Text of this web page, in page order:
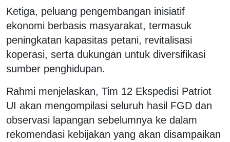
Ketiga, peluang pengembangan inisiatif
ekonomi berbasis masyarakat, termasuk
peningkatan kapasitas petani, revitalisasi
koperasi, serta dukungan untuk diversifikasi
sumber penghidupan.
Rahmi menjelaskan, Tim 12 Ekspedisi Patriot
UI akan mengompilasi seluruh hasil FGD dan
observasi lapangan sebelumnya ke dalam
rekomendasi kebijakan yang akan disampaikan